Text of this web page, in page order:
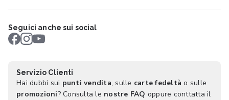
Seguici anche sui social
Servizio Clienti
Hai dubbi sui punti vendita, sulle carte fedeltà o sulle
promozioni? Consulta le nostre FAQ oppure conttatta il